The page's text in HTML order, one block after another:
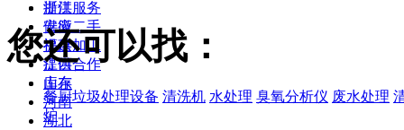
浙江
安徽
福建
江西
山东
河南
湖北
提供服务
供应二手
提供加工
提供合作
库存
您还可以找：
餐厨垃圾处理设备 清洗机 水处理 臭氧分析仪 废水处理
炉